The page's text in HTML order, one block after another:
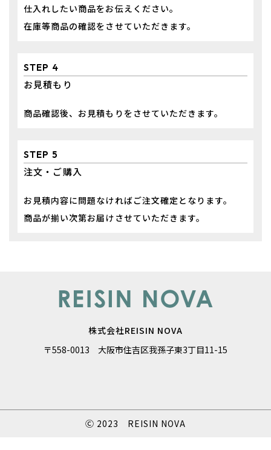
仕入れしたい商品をお伝えください。
​​​​​​​在庫等商品の確認をさせていただきます。
STEP 4
お見積もり
商品確認後、お見積もりをさせていただきます。
STEP 5
注文・ご購入
お見積内容に問題なければご注文確定となります。
​​​​​​​商品が揃い次第お届けさせていただきます。
株式会社REISIN NOVA
〒558-0013 大阪市住吉区我孫子東3丁目11-15
Ⓒ 2023 REISIN NOVA